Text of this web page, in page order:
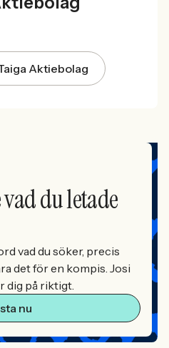
Aktiebolag
du letade
vad du söker, precis
det för en kompis. Josi
dig på riktigt.
nu